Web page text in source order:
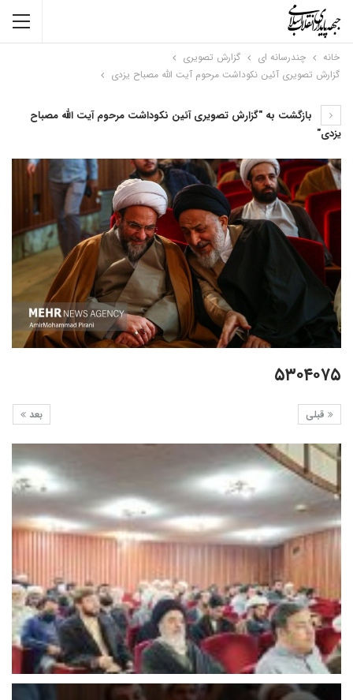
خانه چندرسانه ای
گزارش تصویری
گزارش تصویری آئین نکوداشت مرحوم آیت الله مصباح یزدی
بازگشت به "گزارش تصویری آئین نکوداشت مرحوم آیت الله مصباح
یزدی"
۵۳۰۴۰۷۵
بعد قبلی